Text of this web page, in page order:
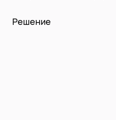
Решение